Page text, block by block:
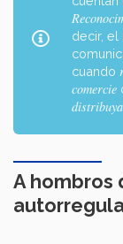
decir, el
cuando
comercie
distribuya
A hombros